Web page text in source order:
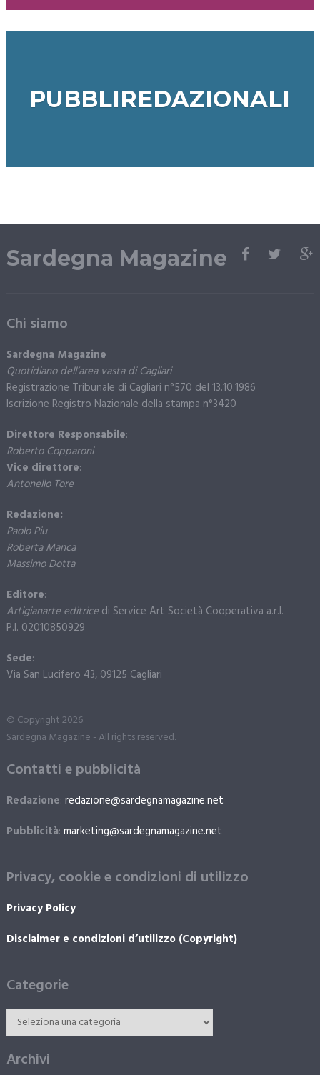
PUBBLIREDAZIONALI
Sardegna Magazine
Chi siamo
Sardegna Magazine
Quotidiano dell’area vasta di Cagliari
Registrazione Tribunale di Cagliari n°570 del 13.10.1986
Iscrizione Registro Nazionale della stampa n°3420
Direttore Responsabile:
Roberto Copparoni
Vice direttore:
Antonello Tore
Redazione:
Paolo Piu
Roberta Manca
Massimo Dotta
Editore:
Artigianarte editricedi Service Art Società Cooperativa a.r.l.
P.I. 02010850929
Sede:
Via San Lucifero 43, 09125 Cagliari
© Copyright 2026.
Sardegna Magazine - All rights reserved.
Contatti e pubblicità
Redazione: redazione@sardegnamagazine.net
Pubblicità: marketing@sardegnamagazine.net
Privacy, cookie e condizioni di utilizzo
Privacy Policy
Disclaimer e condizioni d’utilizzo (Copyright)
Categorie
Archivi